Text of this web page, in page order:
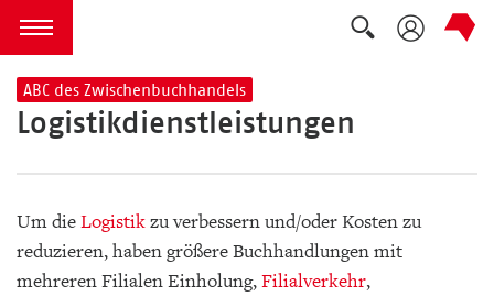
zum Inhalt springen
Menü öffnen
Suche
ABC des Zwischenbuchhandels
Logistikdienstleistungen
Um dieLogistikzu verbessern und/oder Kosten zu
reduzieren, haben größere Buchhandlungen mit
mehreren Filialen Einholung,Filialverkehr,